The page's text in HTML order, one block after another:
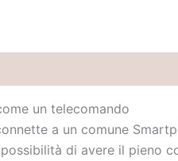
un telecomando
a un comune
di avere il pieno